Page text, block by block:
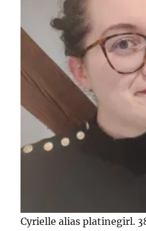
Cyrielle alias platinegirl.